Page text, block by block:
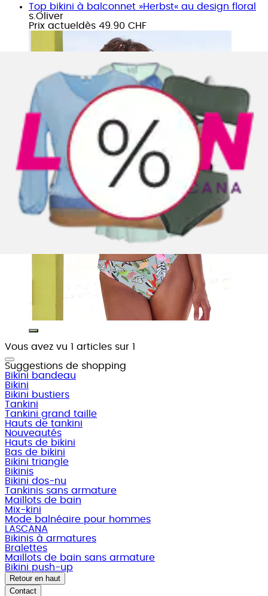
Top bikini à balconnet »Herbst« au design floral
s.Oliver
Prix actuel dès 49.90 CHF
Vous avez vu 1 articles sur 1
Suggestions de shopping
Bikini bandeau
Bikini
Bikini bustiers
Tankini
Tankini grand taille
Hauts de tankini
Nouveautés
Hauts de bikini
Bas de bikini
Bikini triangle
Bikinis
Bikini dos-nu
Tankinis sans armature
Maillots de bain
Mix-kini
Mode balnéaire pour hommes
LASCANA
Bikinis à armatures
Bralettes
Maillots de bain sans armature
Bikini push-up
Retour en haut
Contact